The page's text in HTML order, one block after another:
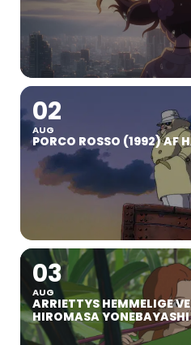
02
AUG
PORCO ROSSO (1992) AF
03
AUG
ARRIETTYS HEMMELIGE
HIROMASA YONEBAYASHI